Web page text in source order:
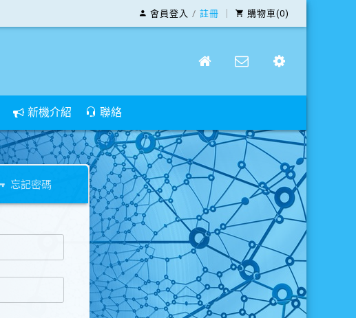
會員登入 / 註冊 購物車(0)
新機介紹 聯絡
忘記密碼